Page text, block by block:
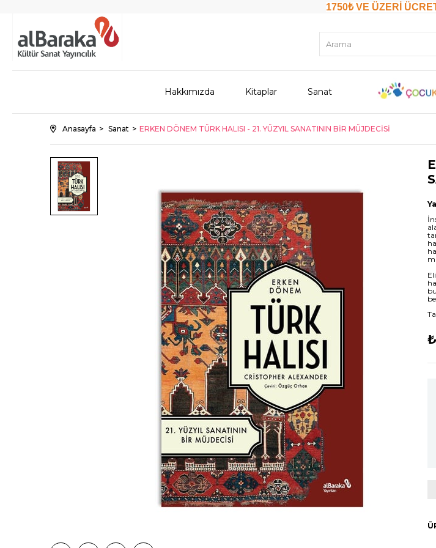
1750₺ VE ÜZERİ
Hakkımızda Kitaplar Sanat
Anasayfa Sanat ERKEN DÖNEM TÜRK HALISI - 21. YÜZYIL SANATININ BİR MÜJDECİSİ